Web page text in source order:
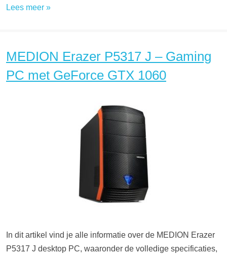
Lees meer »
MEDION Erazer P5317 J – Gaming
PC met GeForce GTX 1060
In dit artikel vind je alle informatie over de MEDION Erazer
P5317 J desktop PC, waaronder de volledige specificaties,